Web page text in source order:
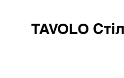
TAVOLO